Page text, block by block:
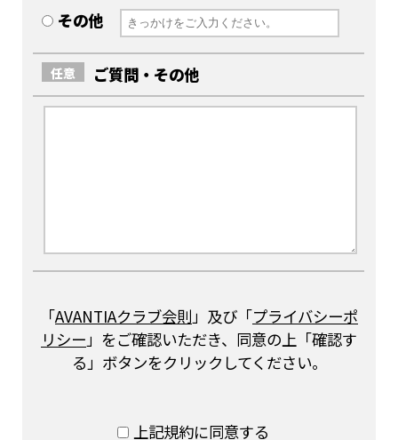
その他
任意 ご質問・その他
「AVANTIAクラブ会則 」及び「プライバシーポ
リシー 」をご確認いただき、同意の上「確認す
る」ボタンをクリックしてください。
上記規約に同意する